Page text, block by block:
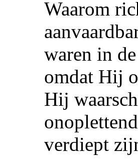
Waarom
waren in
omdat Hij
Hij
verdiept